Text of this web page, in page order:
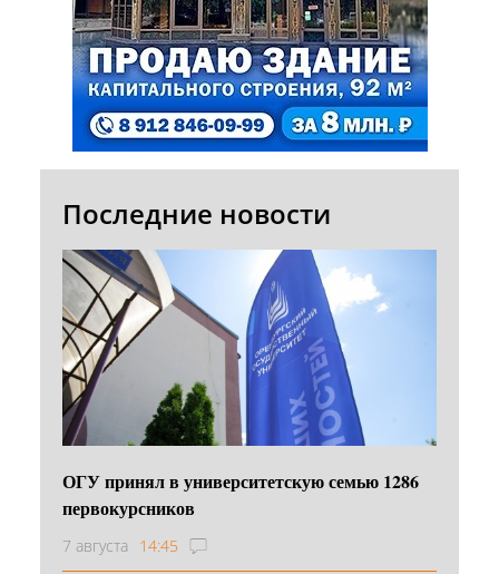
Последние новости
ОГУ принял в университетскую семью 1286
первокурсников
7 августа 14:45